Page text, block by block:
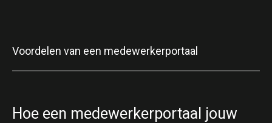
Voordelen van een medewerkerportaal
Hoe een medewerkerportaal jouw